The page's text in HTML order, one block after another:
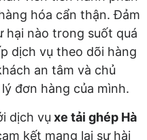
hóa cẩn thận. Đảm
hại nào trong suốt quá
dịch vụ theo dõi hàng
an tâm và chủ
đơn hàng của mình.
dịch vụ xe tải ghép Hà
kết mang lại sự hài